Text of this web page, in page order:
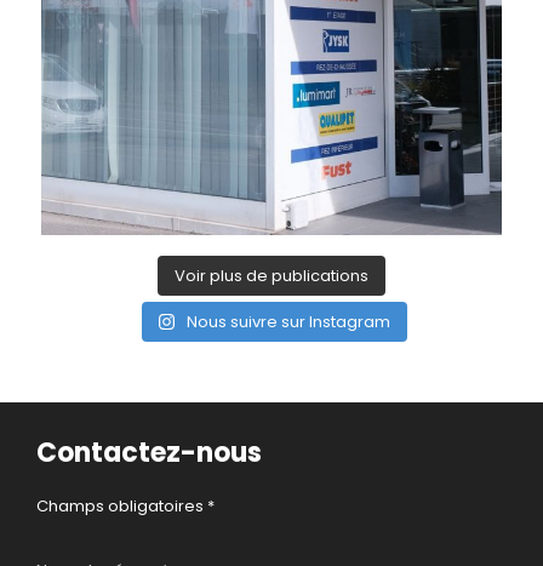
Voir plus de publications
Nous suivre sur Instagram
Contactez-nous
Champs obligatoires *